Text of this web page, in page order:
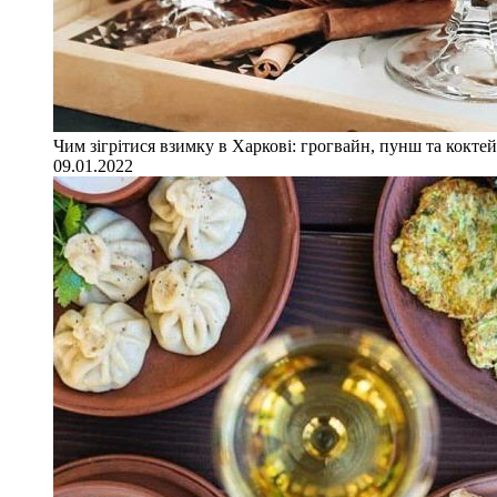
Чим зігрітися взимку в Харкові: грогвайн, пунш та
09.01.2022